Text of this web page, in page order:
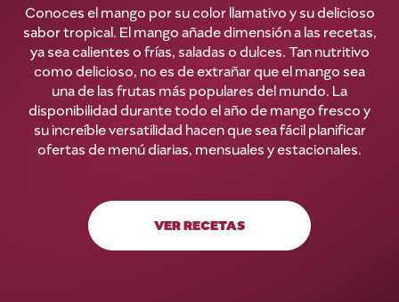
Conoces el mango por su color llamativo y su delicioso
sabor tropical. El mango añade dimensión a las recetas,
ya sea calientes o frías, saladas o dulces. Tan nutritivo
como delicioso, no es de extrañar que el mango sea
una de las frutas más populares del mundo. La
disponibilidad durante todo el año de mango fresco y
su increíble versatilidad hacen que sea fácil planificar
ofertas de menú diarias, mensuales y estacionales.
VER RECETAS